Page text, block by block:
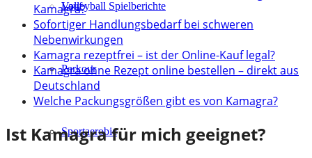
Lauf
Parkour
Sportaerobic
Volleyball Spielberichte
Kamagra?
Sofortiger Handlungsbedarf bei schweren
Nebenwirkungen
Kamagra rezeptfrei – ist der Online-Kauf legal?
Kamagra ohne Rezept online bestellen – direkt aus
Deutschland
Welche Packungsgrößen gibt es von Kamagra?
Ist Kamagra für mich geeignet?